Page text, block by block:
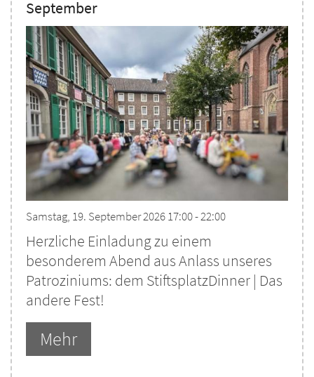
September
Samstag, 19. September 2026 17:00 - 22:00
Herzliche Einladung zu einem
besonderem Abend aus Anlass unseres
Patroziniums: dem StiftsplatzDinner | Das
andere Fest!
Mehr